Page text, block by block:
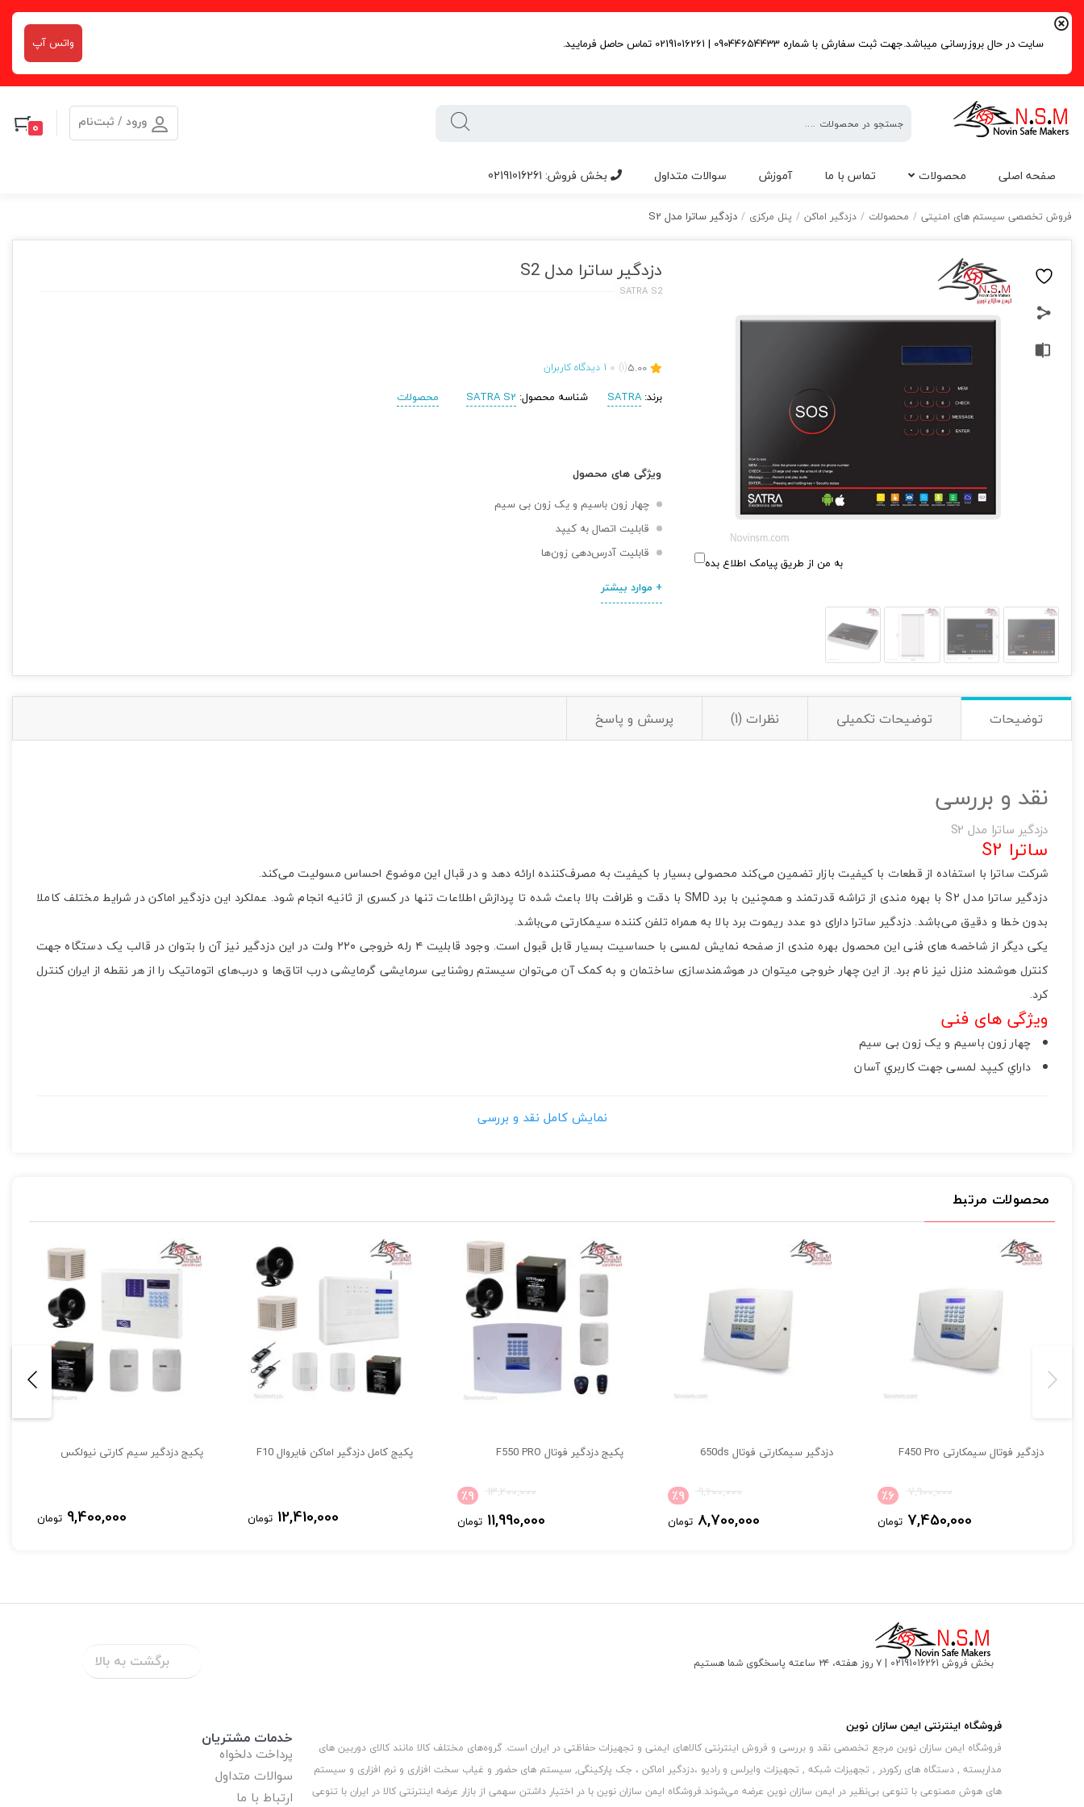
سایت در حال بروزرسانی میباشد.جهت ثبت سفارش با شماره 09044654433 | 02191016261 تماس حاصل فرمایید. واتس آپ
تخصصی
های
امنیتی
ورود / ثبت‌نام 0
صفحه اصلی محصولات تماس با ما آموزش سوالات متداول بخش فروش: 02191016261
فروش تخصصی سیستم های امنیتی / محصولات / دزدگیر اماکن / پنل مرکزی / دزدگیر ساترا مدل S2
به من از طریق پیامک اطلاع بده
دزدگیر ساترا مدل S2
SATRA S2
5.00
(1)
1 دیدگاه کاربران
برند:SATRA شناسه محصول: SATRA S2 محصولات
ویژگی های محصول
چهار زون باسیم و یک زون بی سیم
قابلیت اتصال به کیپد
قابلیت آدرس‌دهی زون‌ها
+ موارد بیشتر
توضیحات توضیحات تکمیلی نظرات (1) پرسش و پاسخ
نقد و بررسی
دزدگیر ساترا مدل S2
ساترا S2
شرکت ساترا با استفاده از قطعات با کیفیت بازار تضمین می‌کند محصولی بسیار با کیفیت به مصرف‌کننده ارائه دهد و در قبال این موضوع احساس مسولیت می‌کند.
دزدگیر ساترا مدل S2 با بهره مندی از تراشه قدرتمند و همچنین با برد SMD با دقت و ظرافت بالا باعث شده تا پردازش اطلاعات تنها در کسری از ثانیه انجام شود. عملکرد این دزدگیر اماکن در شرایط مختلف کاملا
بدون خطا و دقیق می‌باشد. دزدگیر ساترا دارای دو عدد ریموت برد بالا به همراه تلفن کننده سیمکارتی می‌باشد.
یکی دیگر از شاخصه های فنی این محصول بهره مندی از صفحه نمایش لمسی با حساسیت بسیار قابل قبول است. وجود قابلیت ۴ رله خروجی ۲۲۰ ولت در این دزدگیر نیز آن را بتوان در قالب یک دستگاه جهت
کنترل هوشمند منزل نیز نام برد. از این چهار خروجی میتوان در هوشمند‌سازی ساختمان و به کمک آن می‌توان سیستم روشنایی سرمایشی گرمایشی درب اتاق‌ها و درب‌های اتوماتیک را از هر نقطه از ایران کنترل
کرد.
ویژگی های فنی
چهار زون باسیم و یک زون بی سیم
داراي کیپد لمسی جهت کاربري آسان
تنظیم مدت زمان آژیر(10الی 400ثانیه)
استفاده از بروز ترین ماژول سیم کارت Quectel
(SMS,GSM,LINE) سی حافظه شماره تلفن
برنامه ریزي و کنترل دستگاه از طریق تماس صوتی، پیام و نرم افزار هايios,Android
گزارش قطع و وصل برق شهري و قطع خط تلفن
گزارش گیري ورود و خروج محرمانه
نرم افزار چند کاربره ios,Android
ریموت اضطراري
در صورت نیاز به اپلیکیشن دزدگیر ساترا S2 می توانید از لینک زیر دانلود کنید :
دانلود اپلیکیشن اندروید ساترا S2
راهنمای نصب دزدگیر اماکن ساترا مدل S2
در صورت نیاز به کاتالوگ نصب دزدگیر اماکن ساترا مدل اس 2 می توانید از لینک زیر دانلود کنید :
خدمات گارانتی ساترا
دزدگیر S2 دارای ۱۲ ماه گارانتی تعویض کامل و ۱۲ ماه گارانتی تعویض برد میباشد.
لطفا با ثبت نظرات خود، ما را در جهت ارتقای کیفیت کالاها، خدمات و مقالات یاری فرمایید.
نمایش کامل نقد و بررسی
محصولات مرتبط
دزدگیر فوتال سیمکارتی F450 Pro
٪6 7,900,000
7,450,000 تومان
دزدگیر سیمکارتی فوتال 650ds
٪9 9,600,000
8,700,000 تومان
پکیج دزدگیر فوتال F550 PRO
٪9 13,200,000
11,990,000 تومان
پکیج کامل دزدگیر اماکن فایروال F10
12,410,000 تومان
پکیج دزدگیر سیم کارتی نیولکس
9,400,000 تومان
بخش فروش 02191016261 | ۷ روز هفته، ۲۴ ساعته پاسخگوی شما هستیم برگشت به بالا
فروشگاه اینترنتی ایمن سازان نوین
فروشگاه ایمن سازان نوین مرجع تخصصی نقد و بررسی و فروش اینترنتی کالاهای ایمنی و تجهیزات حفاظتی در ایران است. گروه‏‏‌های مختلف کالا مانند کالای دوربین های
مداربسته , دستگاه های رکوردر , تجهیزات شبکه , تجهیزات وایرلس و رادیو ،دزدگیر اماکن ، جک پارکینگی, سیستم های حضور و غیاب سخت افزاری و نرم افزاری و سیستم
های هوش مصنوعی با تنوعی بی‌نظیر در ایمن سازان نوین عرضه می‏‏‏‌شوند.فروشگاه ایمن سازان نوین با در اختیار داشتن سهمی از بازار عرضه اینترنتی کالا در ایران با تنوعی
خدمات مشتریان
پرداخت دلخواه
سوالات متداول
ارتباط با ما
اشتراک گذاری در شبکه های اجتماعی